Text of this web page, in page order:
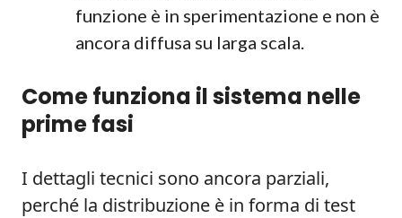
funzione è in sperimentazione e non è
ancora diffusa su larga scala.
Come funziona il sistema nelle
prime fasi
I dettagli tecnici sono ancora parziali,
perché la distribuzione è in forma di test